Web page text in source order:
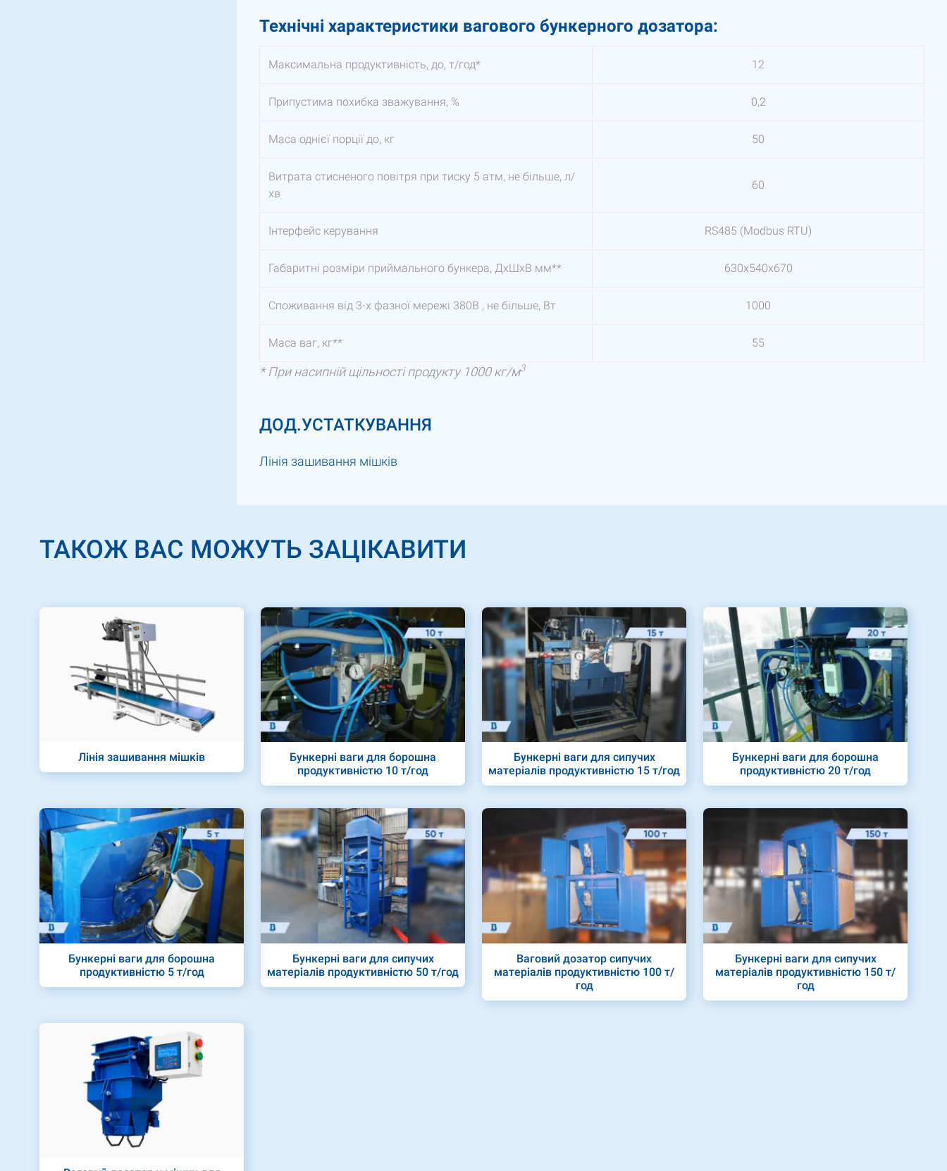
Технічні характеристики вагового бункерного дозатора:
Максимальна продуктивність, до, т/год* 12
Припустима похибка зважування, % 0,2
Маса однієї порції до, кг 50
Витрата стисненого повітря при тиску 5 атм, не більше, л/
хв
60
Інтерфейс керування RS485 (Modbus RTU)
Габаритні розміри приймального бункера, ДxШxВ мм** 630х540х670
Споживання від 3-х фазної мережі 380В , не більше, Вт 1000
Маса ваг, кг** 55
* При насипній щільності продукту 1000 кг/м3
ДОД.УСТАТКУВАННЯ
Лінія зашивання мішків
ТАКОЖ ВАС МОЖУТЬ ЗАЦІКАВИТИ
Лінія зашивання мішків
Бункерні ваги для борошна
продуктивністю 10 т/год
Бункерні ваги для сипучих
матеріалів продуктивністю 15 т/год
Бункерні ваги для борошна
продуктивністю 20 т/год
Бункерні ваги для борошна
продуктивністю 5 т/год
Бункерні ваги для сипучих
матеріалів продуктивністю 50 т/год
Ваговий дозатор сипучих
матеріалів продуктивністю 100 т/
год
Бункерні ваги для сипучих
матеріалів продуктивністю 150 т/
год